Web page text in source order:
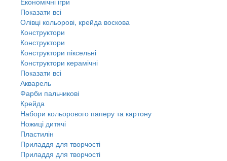
Показати всі
Олівці кольорові, крейда воскова
Конструктори
Конструктори
Конструктори піксельні
Конструктори керамічні
Показати всі
Акварель
Фарби пальчикові
Крейда
Набори кольорового паперу та картону
Ножиці дитячі
Пластилін
Приладдя для творчості
Приладдя для творчості